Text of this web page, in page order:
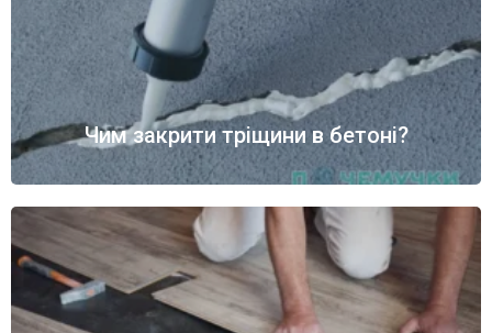
Чим закрити тріщини в бетоні?